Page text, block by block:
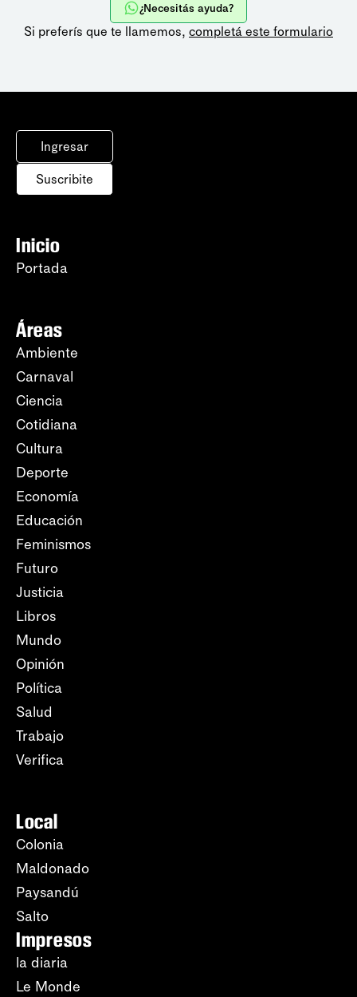
¿Necesitás ayuda?
Si preferís que te llamemos, completá este formulario
Ingresar
Suscribite
Inicio
Portada
Áreas
Ambiente
Carnaval
Ciencia
Cotidiana
Cultura
Deporte
Economía
Educación
Feminismos
Futuro
Justicia
Libros
Mundo
Opinión
Política
Salud
Trabajo
Verifica
Local
Colonia
Maldonado
Paysandú
Salto
Impresos
la diaria
Le Monde